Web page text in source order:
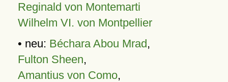
Reginald von Montemarti
Wilhelm VI. von Montpellier
• neu: Béchara Abou Mrad,
Fulton Sheen,
Amantius von Como,